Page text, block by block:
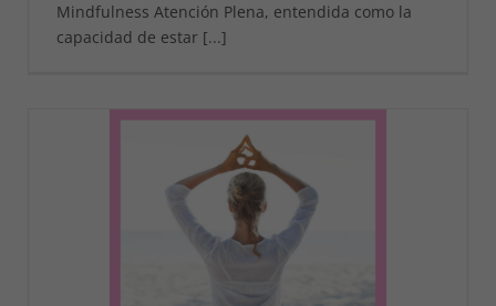
Mindfulness Atención Plena, entendida como la
capacidad de estar [...]